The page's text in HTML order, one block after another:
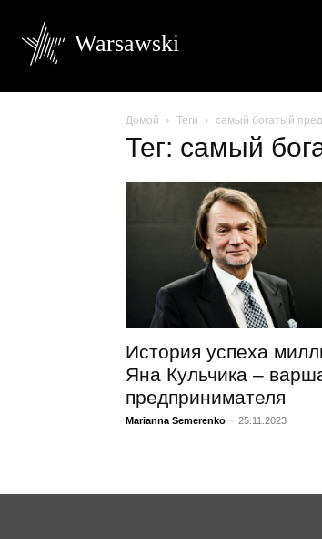
Warsawski
Домой Теги самый богатый
Тег: самый
История успеха
Яна Кульчика –
предпринимателя
Marianna Semerenko - 25.11.2023